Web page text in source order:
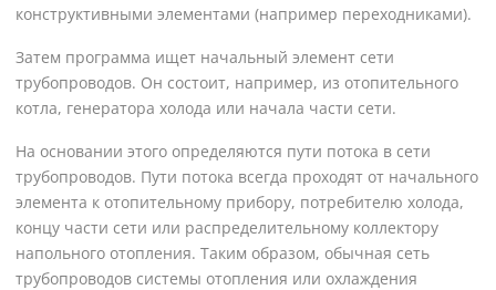
конструктивными элементами (например переходниками).
Затем программа ищет начальный элемент сети
трубопроводов. Он состоит, например, из отопительного
котла, генератора холода или начала части сети.
На основании этого определяются пути потока в сети
трубопроводов. Пути потока всегда проходят от начального
элемента к отопительному прибору, потребителю холода,
концу части сети или распределительному коллектору
напольного отопления. Таким образом, обычная сеть
трубопроводов системы отопления или охлаждения